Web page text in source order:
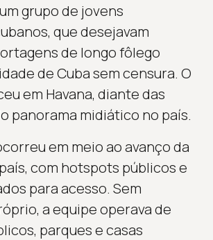
grupo de jovens
que desejavam
de longo fôlego
de Cuba sem censura. O
em Havana, diante das
panorama midiático no país.
em meio ao avanço da
com hotspots públicos e
para acesso. Sem
a equipe operava de
parques e casas